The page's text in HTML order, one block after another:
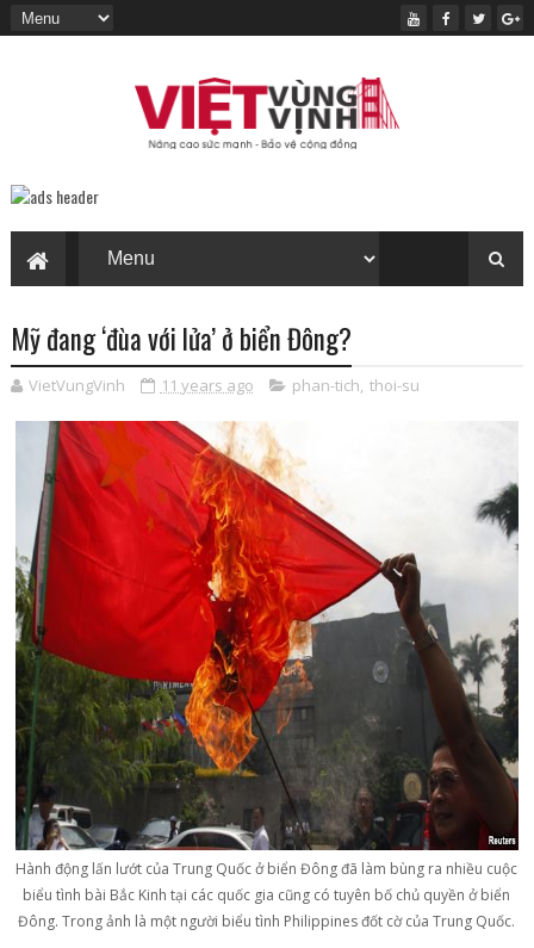
Mỹ đang ‘đùa với lửa’ ở biển Đông?
VietVungVinh 11 years ago phan-tich, thoi-su
Hành động lấn lướt của Trung Quốc ở biển Đông đã làm bùng ra nhiều cuộc
biểu tình bài Bắc Kinh tại các quốc gia cũng có tuyên bố chủ quyền ở biển
Đông. Trong ảnh là một người biểu tình Philippines đốt cờ của Trung Quốc.